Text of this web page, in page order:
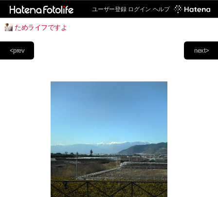
ユーザー登録 ログイン ヘルプ
ためライフですよ
next>
<prev